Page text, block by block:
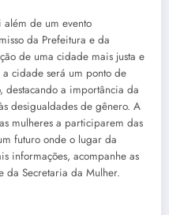
além de um evento
da Prefeitura e da
de uma cidade mais justa e
cidade será um ponto de
destacando a importância da
desigualdades de gênero. A
mulheres a participarem das
futuro onde o lugar da
informações, acompanhe as
da Secretaria da Mulher.